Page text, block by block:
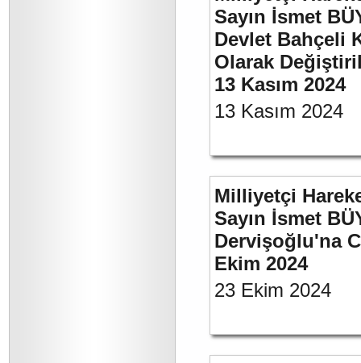
Sayın İsmet
Devlet Bahçeli
Olarak
13 Kasım 2024
13 Kasım 2024
Milliyetçi
Sayın İsmet
Dervişoğlu'na
Ekim 2024
23 Ekim 2024